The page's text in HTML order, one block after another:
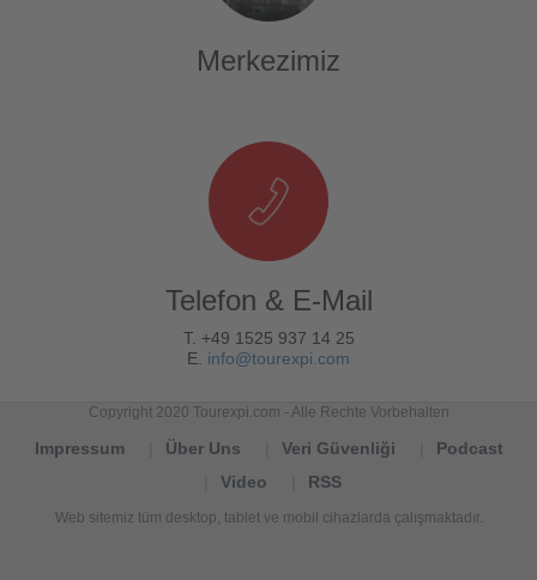
Merkezimiz
Telefon & E-Mail
T. +49 1525 937 14 25
E. info@tourexpi.com
Copyright 2020 Tourexpi.com - Alle Rechte Vorbehalten
Impressum Über Uns Veri Güvenliği
Podcast
Video
RSS
Web sitemiz tüm desktop, tablet ve mobil cihazlarda çalışmaktadır.